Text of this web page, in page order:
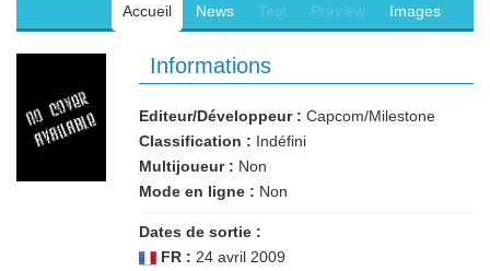
Accueil News Test Preview Images
Informations
Editeur/Développeur : Capcom/Milestone
Classification : Indéfini
Multijoueur : Non
Mode en ligne : Non
Dates de sortie :
FR : 24 avril 2009